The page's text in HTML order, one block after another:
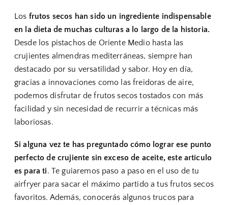
Los frutos secos han sido un ingrediente indispensable
en la dieta de muchas culturas a lo largo de la historia.
Desde los pistachos de Oriente Medio hasta las
crujientes almendras mediterráneas, siempre han
destacado por su versatilidad y sabor. Hoy en día,
gracias a innovaciones como las freidoras de aire,
podemos disfrutar de frutos secos tostados con más
facilidad y sin necesidad de recurrir a técnicas más
laboriosas.
Si alguna vez te has preguntado cómo lograr ese punto
perfecto de crujiente sin exceso de aceite, este artículo
es para ti. Te guiaremos paso a paso en el uso de tu
airfryer para sacar el máximo partido a tus frutos secos
favoritos. Además, conocerás algunos trucos para